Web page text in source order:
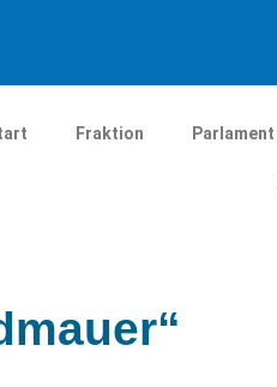
Fraktion Parlament